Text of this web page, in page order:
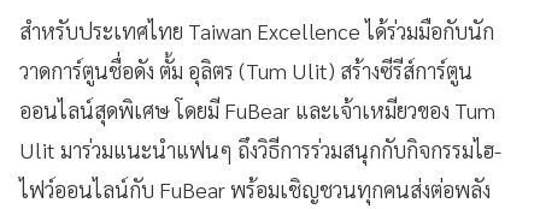
สำหรับประเทศไทย Taiwan Excellence ได้ร่วมมือกับนัก
วาดการ์ตูนชื่อดัง ตั้ม อุลิตร (Tum Ulit) สร้างซีรีส์การ์ตูน
ออนไลน์สุดพิเศษ โดยมี FuBear และเจ้าเหมียวของ Tum
Ulit มาร่วมแนะนำแฟนๆ ถึงวิธีการร่วมสนุกกับกิจกรรมไฮ-
ไฟว์ออนไลน์กับ FuBear พร้อมเชิญชวนทุกคนส่งต่อพลัง